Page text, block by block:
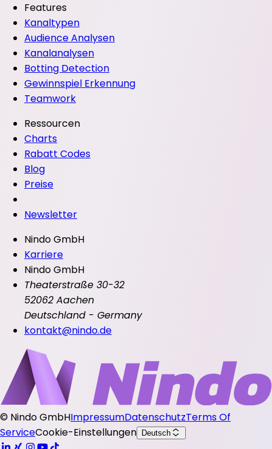
Features
Kanaltypen
Audience Analysen
Kanalanalysen
Botting Detection
Gewinnspiel Erkennung
Teamwork
Ressourcen
Charts
Rabatt Codes
Blog
Preise
Newsletter
Nindo GmbH
Karriere
Nindo GmbH
Theaterstraße 30-32
52062 Aachen
Deutschland - Germany
kontakt@nindo.de
© Nindo GmbHImpressumDatenschutzTerms Of
ServiceCookie-Einstellungen Deutsch